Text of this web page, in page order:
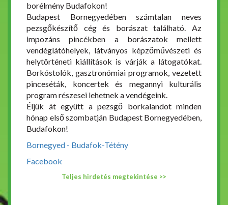
borélmény Budafokon!
Budapest Bornegyedében számtalan neves
pezsgőkészítő cég és borászat található. Az
impozáns pincékben a borászatok mellett
vendéglátóhelyek, látványos képzőművészeti és
helytörténeti kiállítások is várják a látogatókat.
Borkóstolók, gasztronómiai programok, vezetett
pinceséták, koncertek és megannyi kulturális
program részesei lehetnek a vendégeink.
Éljük át együtt a pezsgő borkalandot minden
hónap első szombatján Budapest Bornegyedében,
Budafokon!
Bornegyed - Budafok-Tétény
Facebook
Teljes hirdetés megtekintése >>